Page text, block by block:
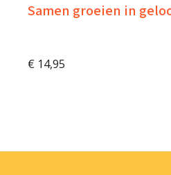
Samen groeien in
€ 14,95